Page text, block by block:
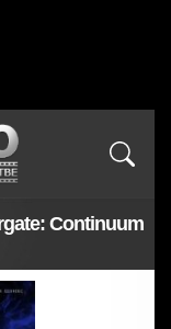
Continuum